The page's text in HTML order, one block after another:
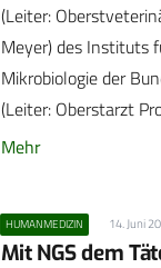
(Leiter:
Meyer) des Instituts
Mikrobiologie der
(Leiter: Oberstarzt
Mehr
HUMANMEDIZIN 14. Juni
Mit NGS dem